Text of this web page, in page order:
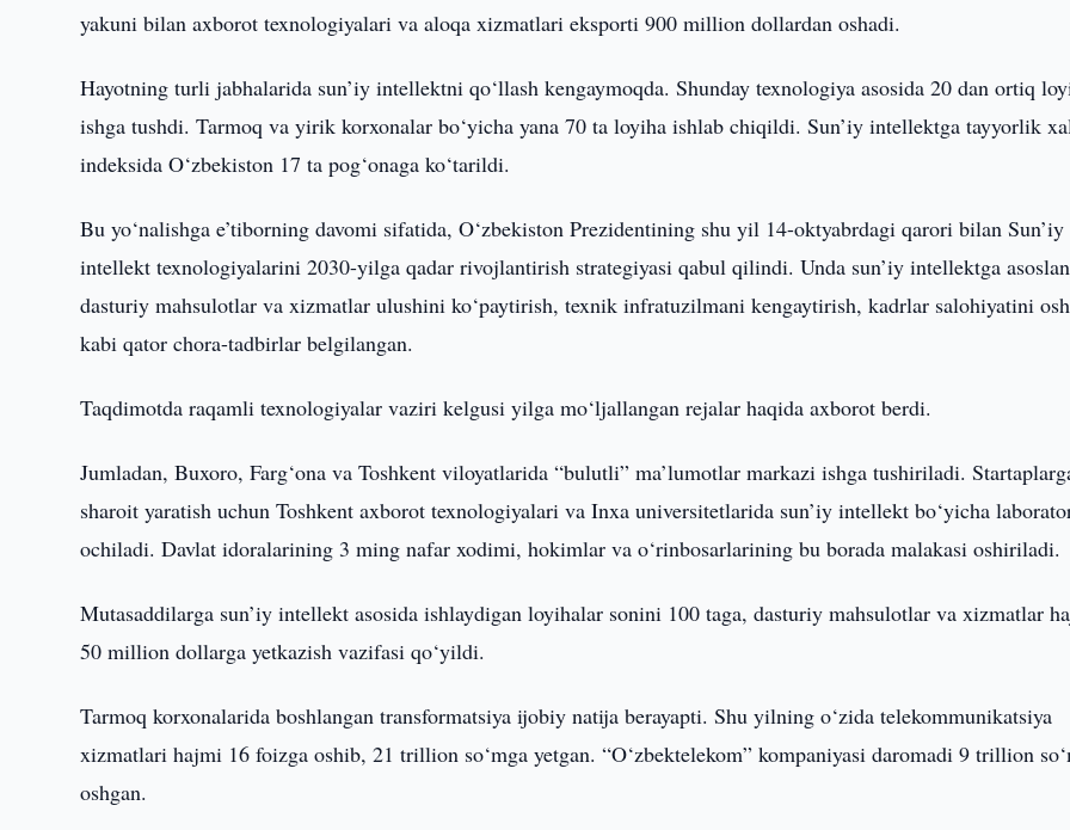
yakuni bilan axborot texnologiyalari va aloqa xizmatlari eksporti 900 million dollardan oshadi.
Hayotning turli jabhalarida sun’iy intellektni qo‘llash kengaymoqda. Shunday texnologiya asosida 20 dan ortiq
ishga tushdi. Tarmoq va yirik korxonalar bo‘yicha yana 70 ta loyiha ishlab chiqildi. Sun’iy intellektga tayyorlik
indeksida O‘zbekiston 17 ta pog‘onaga ko‘tarildi.
Bu yo‘nalishga e’tiborning davomi sifatida, O‘zbekiston Prezidentining shu yil 14-oktyabrdagi qarori bilan Sun’iy
intellekt texnologiyalarini 2030-yilga qadar rivojlantirish strategiyasi qabul qilindi. Unda sun’iy intellektga
dasturiy mahsulotlar va xizmatlar ulushini ko‘paytirish, texnik infratuzilmani kengaytirish, kadrlar salohiyatini
kabi qator chora-tadbirlar belgilangan.
Taqdimotda raqamli texnologiyalar vaziri kelgusi yilga mo‘ljallangan rejalar haqida axborot berdi.
Jumladan, Buxoro, Farg‘ona va Toshkent viloyatlarida “bulutli” ma’lumotlar markazi ishga tushiriladi.
sharoit yaratish uchun Toshkent axborot texnologiyalari va Inxa universitetlarida sun’iy intellekt bo‘yicha
ochiladi. Davlat idoralarining 3 ming nafar xodimi, hokimlar va o‘rinbosarlarining bu borada malakasi oshiriladi.
Mutasaddilarga sun’iy intellekt asosida ishlaydigan loyihalar sonini 100 taga, dasturiy mahsulotlar va xizmatlar
50 million dollarga yetkazish vazifasi qo‘yildi.
Tarmoq korxonalarida boshlangan transformatsiya ijobiy natija berayapti. Shu yilning o‘zida telekommunikatsiya
xizmatlari hajmi 16 foizga oshib, 21 trillion so‘mga yetgan. “O‘zbektelekom” kompaniyasi daromadi 9 trillion
oshgan.